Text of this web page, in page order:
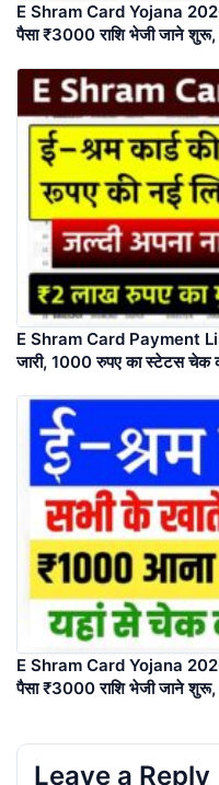
E Shram Card Yojana
पैसा ₹3000 राशि भेजी जाने
E Shram Card Payment
जारी, 1000 रुपए का स्टेटस चेक
E Shram Card Yojana
पैसा ₹3000 राशि भेजी जाने
Leave a Reply